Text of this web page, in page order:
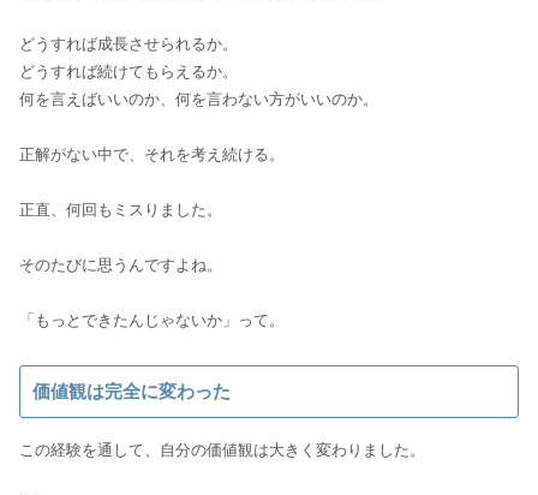
どうすれば成長させられるか。
どうすれば続けてもらえるか。
何を言えばいいのか、何を言わない方がいいのか。
正解がない中で、それを考え続ける。
正直、何回もミスりました。
そのたびに思うんですよね。
「もっとできたんじゃないか」って。
価値観は完全に変わった
この経験を通して、自分の価値観は大きく変わりました。